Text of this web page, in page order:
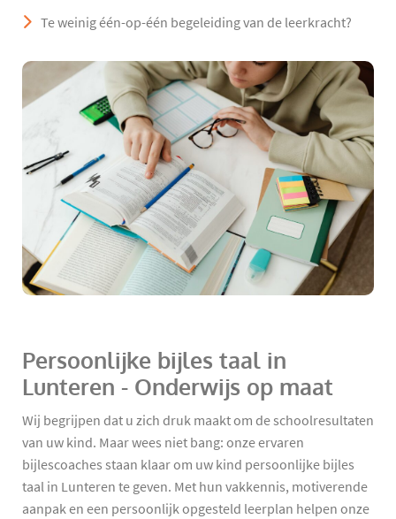
Te weinig één-op-één begeleiding van de leerkracht?
Persoonlijke bijles taal in
Lunteren - Onderwijs op maat
Wij begrijpen dat u zich druk maakt om de schoolresultaten
van uw kind. Maar wees niet bang: onze ervaren
bijlescoaches staan klaar om uw kind persoonlijke bijles
taal in Lunteren te geven. Met hun vakkennis, motiverende
aanpak en een persoonlijk opgesteld leerplan helpen onze